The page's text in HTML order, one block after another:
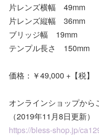
片レンズ横幅 49mm
片レンズ縦幅 36mm
ブリッジ幅 19mm
テンプル長さ 150mm
価格：￥49,000 +【税】
オンラインショップから
（2019年11月8日更新）
https://bless-shop.jp/